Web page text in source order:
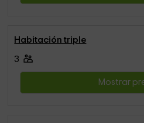
Habitación triple
3
Mostrar